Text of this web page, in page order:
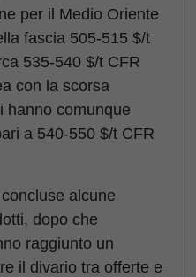
per il Medio Oriente
fascia 505-515 $/t
535-540 $/t CFR
con la scorsa
hanno comunque
a 540-550 $/t CFR
alcune
dopo che
raggiunto un
il divario tra offerte e